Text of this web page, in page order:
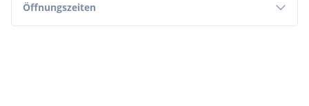
Öffnungszeiten